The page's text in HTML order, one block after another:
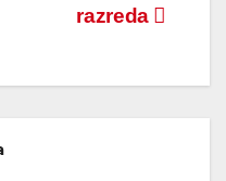
razreda